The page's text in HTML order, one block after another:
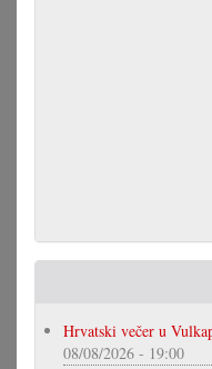
Hrvatski večer u
08/08/2026 - 19:00